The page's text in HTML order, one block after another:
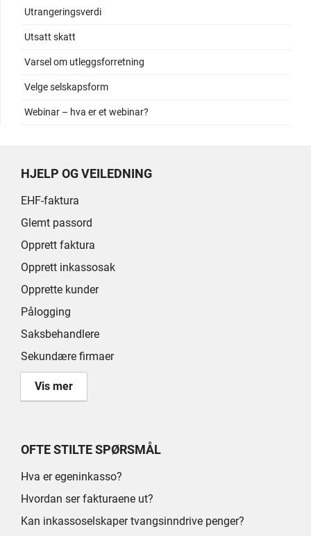
Utrangeringsverdi
Utsatt skatt
Varsel om utleggsforretning
Velge selskapsform
Webinar – hva er et webinar?
HJELP OG VEILEDNING
EHF-faktura
Glemt passord
Opprett faktura
Opprett inkassosak
Opprette kunder
Pålogging
Saksbehandlere
Sekundære firmaer
Vis mer
OFTE STILTE SPØRSMÅL
Hva er egeninkasso?
Hvordan ser fakturaene ut?
Kan inkassoselskaper tvangsinndrive penger?